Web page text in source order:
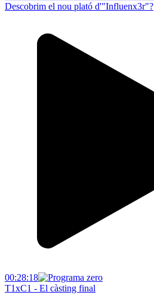
Descobrim el nou plató d'"Influenx3r"?
00:28:18
T1xC1 - El càsting final